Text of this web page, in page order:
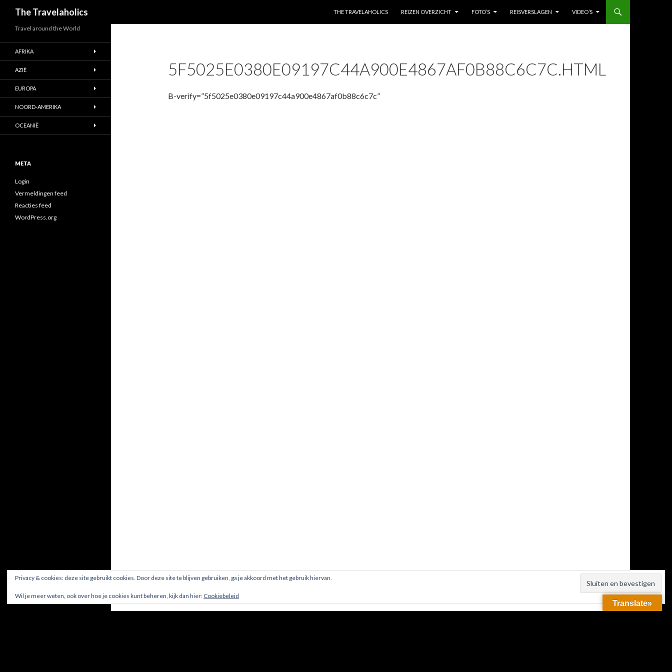
The Travelaholics
THE TRAVELAHOLICS
REIZEN OVERZICHT FOTO’S REISVERSLAGEN VIDEO’S
5F5025E0380E09197C44A900E4867AF0B88C6C7C.HTML
B-verify=”5f5025e0380e09197c44a900e4867af0b88c6c7c”
Travel around the World
AFRIKA
AZIË
EUROPA
NOORD-AMERIKA
OCEANIË
META
Login
Vermeldingen feed
Reacties feed
WordPress.org
Translate»
Privacy & cookies: deze site gebruikt cookies. Door deze site te blijven gebruiken, ga je akkoord met het gebruik hiervan.
Wil je meer weten, ook over hoe je cookies kunt beheren, kijk dan hier: Cookiebeleid